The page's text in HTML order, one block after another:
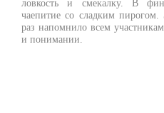
ловкость и смекалку. В
чаепитие со сладким
раз напомнило всем
и понимании.